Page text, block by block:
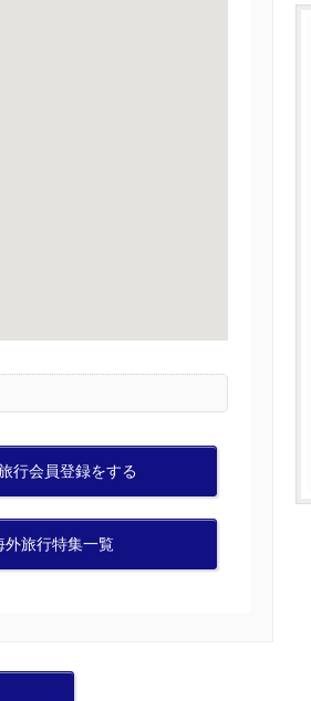
行会員登録をする
外旅行特集一覧